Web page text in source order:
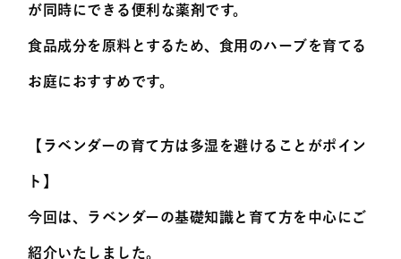
が同時にできる便利な薬剤です。
食品成分を原料とするため、食用のハーブを育てる
お庭におすすめです。
【ラベンダーの育て方は多湿を避けることがポイン
ト】
今回は、ラベンダーの基礎知識と育て方を中心にご
紹介いたしました。